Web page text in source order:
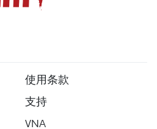
使用条款
支持
VNA